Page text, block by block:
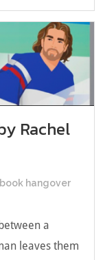
Rachel
hangover
a
leaves them